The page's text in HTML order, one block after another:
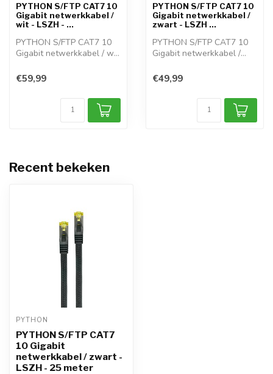
PYTHON S/FTP CAT7 10
Gigabit netwerkkabel /
wit - LSZH - ...
PYTHON S/FTP CAT7 10
Gigabit netwerkkabel / wit
€59,99
PYTHON S/FTP CAT7 10
Gigabit netwerkkabel /
zwart - LSZH ...
PYTHON S/FTP CAT7 10
Gigabit netwerkkabel /
€49,99
Recent bekeken
PYTHON
PYTHON S/FTP CAT7
10 Gigabit
netwerkkabel / zwart -
LSZH - 25 meter